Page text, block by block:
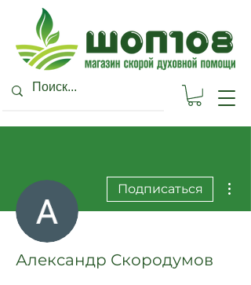
Подписаться
Александр Скородумов